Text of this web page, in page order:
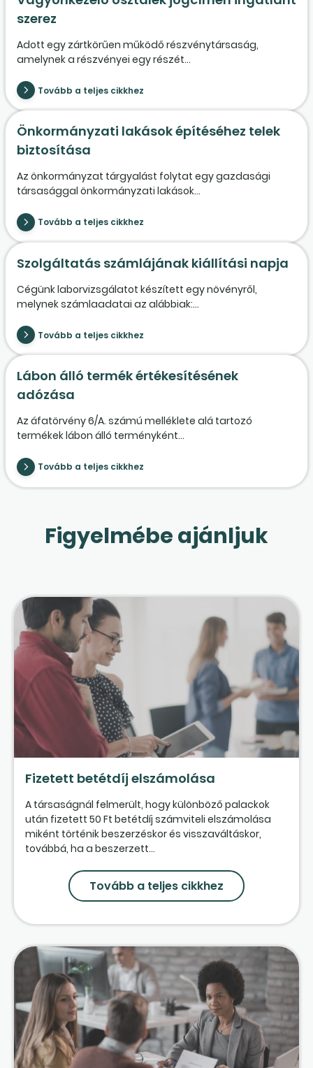
szerez
Adott egy zártkörűen működő részvénytársaság,
amelynek a részvényei egy részét...
Tovább a teljes cikkhez
Önkormányzati lakások építéséhez telek
biztosítása
Az önkormányzat tárgyalást folytat egy gazdasági
társasággal önkormányzati lakások...
Tovább a teljes cikkhez
Szolgáltatás számlájának kiállítási napja
Cégünk laborvizsgálatot készített egy növényről,
melynek számlaadatai az alábbiak:...
Tovább a teljes cikkhez
Lábon álló termék értékesítésének
adózása
Az áfatörvény 6/A. számú melléklete alá tartozó
termékek lábon álló terményként...
Tovább a teljes cikkhez
Figyelmébe ajánljuk
Fizetett betétdíj elszámolása
A társaságnál felmerült, hogy különböző palackok
után fizetett 50 Ft betétdíj számviteli elszámolása
miként történik beszerzéskor és visszaváltáskor,
továbbá, ha a beszerzett...
Tovább a teljes cikkhez